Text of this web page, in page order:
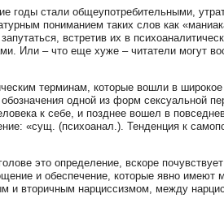
годы стали общеупотребительными,
пониманием таких слов как
встретив их в
Или – что еще хуже – читатели могут
терминам, которые вошли в
одной из форм сексуальной
к себе, и позднее вошел в
«сущ. (психоанал.). Тенденция к
это определение, вскоре
и обеспечение, которые явно
и вторичным нарциссизмом, между